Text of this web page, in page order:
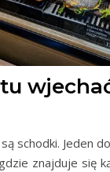
schodki. Jeden
znajduje się